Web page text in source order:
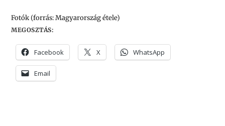
Fotók (forrás: Magyarország étele)
MEGOSZTÁS:
Facebook X WhatsApp
Email